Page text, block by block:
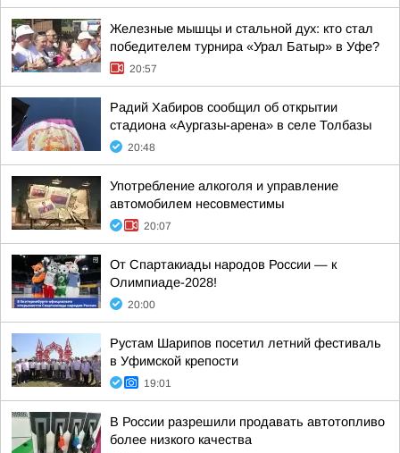
Железные мышцы и стальной дух: кто стал
победителем турнира «Урал Батыр» в Уфе?
20:57
Радий Хабиров сообщил об открытии
стадиона «Аургазы-арена» в селе Толбазы
20:48
Употребление алкоголя и управление
автомобилем несовместимы
20:07
От Спартакиады народов России — к
Олимпиаде-2028!
20:00
Рустам Шарипов посетил летний фестиваль
в Уфимской крепости
19:01
В России разрешили продавать автотопливо
более низкого качества